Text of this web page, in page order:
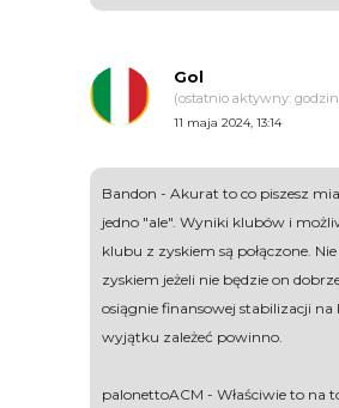
Gol
(ostatnio aktywny:
11 maja 2024, 13:14
Bandon - Akurat to co piszesz
jedno "ale". Wyniki klubów i
klubu z zyskiem są połączone.
zyskiem jeżeli nie będzie on
osiągnie finansowej stabilizacji
wyjątku zależeć powinno.
palonettoACM - Właściwie to na